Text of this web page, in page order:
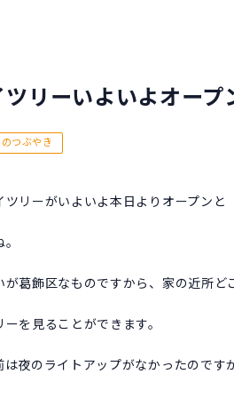
ツリーいよいよオープ
つぶやき
ツリーがいよいよ本日よりオープンと
が葛飾区なものですから、家の近所ど
ーを見ることができます。
は夜のライトアップがなかったのです